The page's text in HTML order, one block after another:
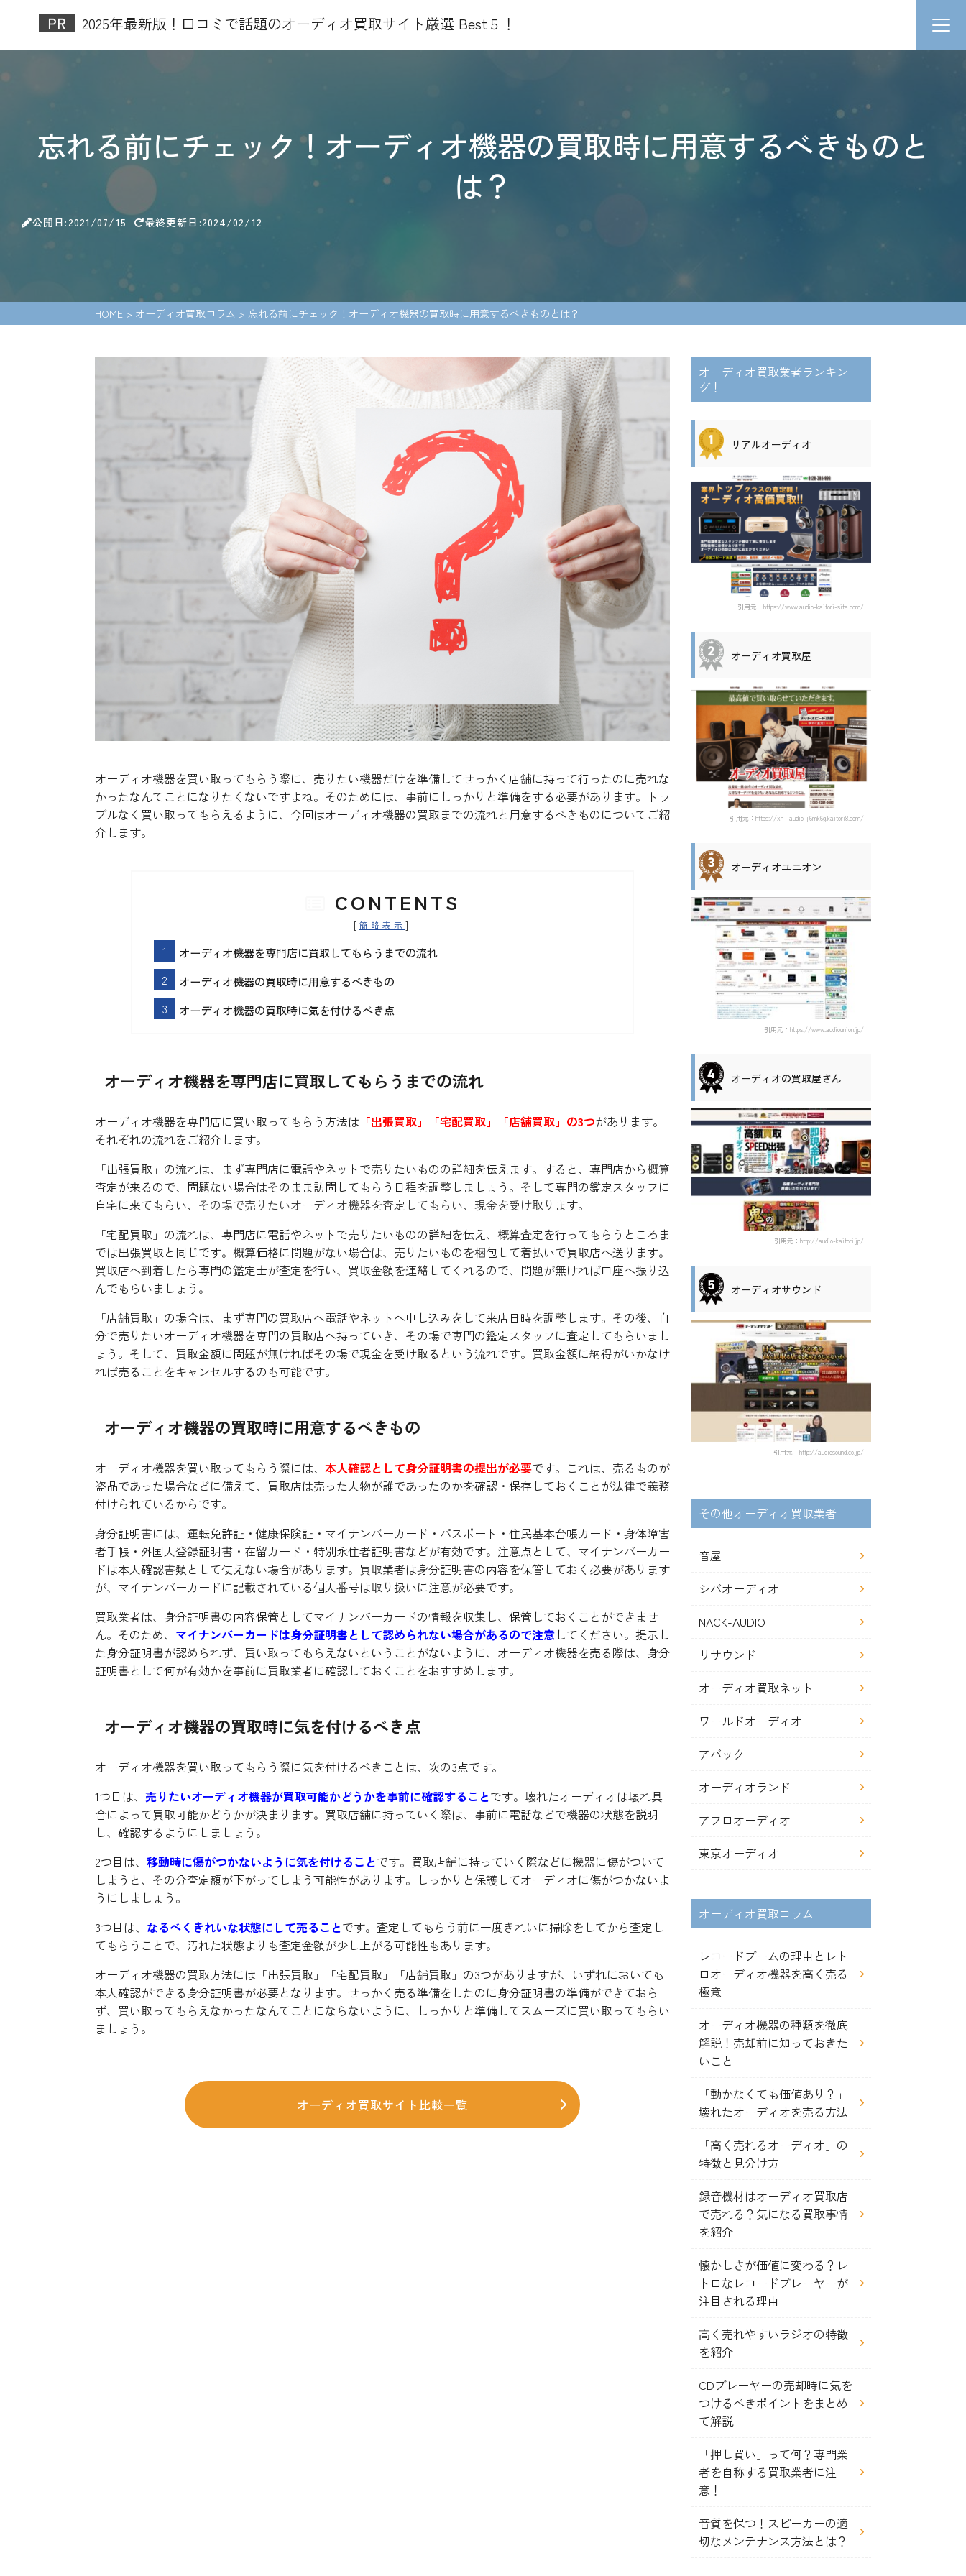
2025年最新版！口コミで話題のオーディオ買取サイト厳選 Best５！
忘れる前にチェック！オーディオ機器の買取時に用意するべきものと
は？
公開日:2021/07/15 最終更新日:2024/02/12
HOME > オーディオ買取コラム > 忘れる前にチェック！オーディオ機器の買取時に用意するべきものとは？
オーディオ機器を買い取ってもらう際に、売りたい機器だけを準備してせっかく店舗に持って行ったのに売れな
かったなんてことになりたくないですよね。そのためには、事前にしっかりと準備をする必要があります。トラ
ブルなく買い取ってもらえるように、今回はオーディオ機器の買取までの流れと用意するべきものについてご紹
介します。
CONTENTS
[ 簡略表示 ]
オーディオ機器を専門店に買取してもらうまでの流れ
オーディオ機器の買取時に用意するべきもの
オーディオ機器の買取時に気を付けるべき点
オーディオ機器を専門店に買取してもらうまでの流れ
オーディオ機器を専門店に買い取ってもらう方法は 「出張買取」「宅配買取」「店舗買取」の3つがあります。
それぞれの流れをご紹介します。
「出張買取」の流れは、まず専門店に電話やネットで売りたいものの詳細を伝えます。すると、専門店から概算
査定が来るので、問題ない場合はそのまま訪問してもらう日程を調整しましょう。そして専門の鑑定スタッフに
自宅に来てもらい、 その場で売りたいオーディオ機器を査定してもらい、現金を受け取り ます。
「宅配買取」の流れは、専門店に電話やネットで売りたいものの詳細を伝え、概算査定を行ってもらうところま
では出張買取と同じです。概算価格に問題がない場合は、売りたいものを梱包して着払いで買取店へ送ります。
買取店へ到着したら専門の鑑定士が査定を行い、買取金額を連絡してくれるので、問題が無ければ口座へ振り込
んでもらいましょう。
「店舗買取」の場合は、まず専門の買取店へ電話やネットへ申し込みをして来店日時を調整します。その後、自
分で売りたいオーディオ機器を専門の買取店へ持っていき、その場で専門の鑑定スタッフに査定してもらいまし
ょう。そして、買取金額に問題が無ければその場で現金を受け取るという流れです。買取金額に納得がいかなけ
れば売ることをキャンセルするのも可能です。
オーディオ機器の買取時に用意するべきもの
オーディオ機器を買い取ってもらう際には、 本人確認として身分証明書の提出が必要です。これは、売るものが
盗品であった場合などに備えて、買取店は売った人物が誰であったのかを確認・保存しておくことが法律で義務
付けられているからです。
身分証明書には、運転免許証・健康保険証・マイナンバーカード・パスポート・住民基本台帳カード・身体障害
者手帳・外国人登録証明書・在留カード・特別永住者証明書などが有効です。注意点として、マイナンバーカー
ドは本人確認書類として使えない場合があります。買取業者は身分証明書の内容を保管しておく必要があります
が、マイナンバーカードに記載されている個人番号は取り扱いに注意が必要です。
買取業者は、身分証明書の内容保管としてマイナンバーカードの情報を収集し、保管しておくことができませ
ん。そのため、 マイナンバーカードは身分証明書として認められない場合があるので注意 してください。提示し
た身分証明書が認められず、買い取ってもらえないということがないように、オーディオ機器を売る際は、身分
証明書として何が有効かを事前に買取業者に確認しておくことをおすすめします。
オーディオ機器の買取時に気を付けるべき点
オーディオ機器を買い取ってもらう際に気を付けるべきことは、次の3点です。
1つ目は、 売りたいオーディオ機器が買取可能かどうかを事前に確認することです。壊れたオーディオは壊れ具
合によって買取可能かどうかが決まります。買取店舗に持っていく際は、事前に電話などで機器の状態を説明
し、確認するようにしましょう。
2つ目は、 移動時に傷がつかないように気を付けることです。買取店舗に持っていく際などに機器に傷がついて
しまうと、その分査定額が下がってしまう可能性があります。しっかりと保護してオーディオに傷がつかないよ
うにしましょう。
3つ目は、 なるべくきれいな状態にして売ることです。査定してもらう前に一度きれいに掃除をしてから査定し
てもらうことで、汚れた状態よりも査定金額が少し上がる可能性もあります。
オーディオ機器の買取方法には「出張買取」「宅配買取」「店舗買取」の3つがありますが、いずれにおいても
本人確認ができる身分証明書が必要となります。せっかく売る準備をしたのに身分証明書の準備ができておら
ず、買い取ってもらえなかったなんてことにならないように、しっかりと準備してスムーズに買い取ってもらい
ましょう。
オーディオ買取サイト比較一覧
オーディオ買取業者ランキン
グ！
リアルオーディオ
引用元：https://www.audio-kaitori-site.com/
オーディオ買取屋
引用元：https://xn--audio-jl6mk6g.kaitori8.com/
オーディオユニオン
引用元：https://www.audiounion.jp/
オーディオの買取屋さん
引用元：http://audio-kaitori.jp/
オーディオサウンド
引用元：http://audiosound.co.jp/
その他オーディオ買取業者
音屋
シバオーディオ
NACK-AUDIO
リサウンド
オーディオ買取ネット
ワールドオーディオ
アバック
オーディオランド
アフロオーディオ
東京オーディオ
オーディオ買取コラム
レコードブームの理由とレト
ロオーディオ機器を高く売る
極意
オーディオ機器の種類を徹底
解説！売却前に知っておきた
いこと
「動かなくても価値あり？」
壊れたオーディオを売る方法
「高く売れるオーディオ」の
特徴と見分け方
録音機材はオーディオ買取店
で売れる？気になる買取事情
を紹介
懐かしさが価値に変わる？レ
トロなレコードプレーヤーが
注目される理由
高く売れやすいラジオの特徴
を紹介
CDプレーヤーの売却時に気を
つけるべきポイントをまとめ
て解説
「押し買い」って何？専門業
者を自称する買取業者に注
意！
音質を保つ！スピーカーの適
切なメンテナンス方法とは？